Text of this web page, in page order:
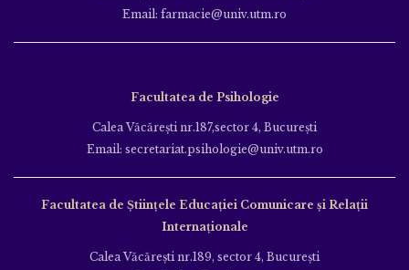
Email: farmacie@univ.utm.ro
Facultatea de Psihologie
Calea Văcăreşti nr.187,sector 4, Bucureşti
Email: secretariat.psihologie@univ.utm.ro
Facultatea de Ştiinţele Educației Comunicare și Relații
Internaționale
Calea Văcăreşti nr.189, sector 4, Bucureşti